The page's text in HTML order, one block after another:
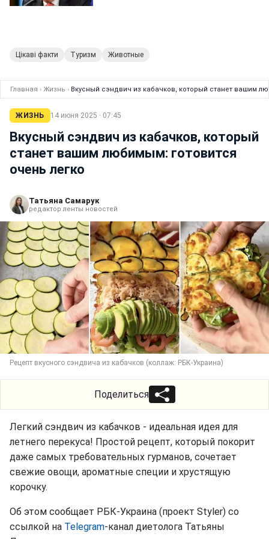
Цікаві факти Туризм Животные
Главная › Жизнь › Вкусный сэндвич из кабачков, который станет вашим
ЖИЗНЬ 14 июня 2025 · 07:45
Вкусный сэндвич из кабачков, который
станет вашим любимым: готовится
очень легко
Татьяна Самарук
редактор ленты новостей
Рецепт вкусного сэндвича из кабачков (коллаж: РБК-Украина)
Поделиться
Легкий сэндвич из кабачков - идеальная идея для
летнего перекуса! Простой рецепт, который покорит
даже самых требовательных гурманов, сочетает
свежие овощи, ароматные специи и хрустящую
корочку.
Об этом сообщает РБК-Украина (проект Styler) со
ссылкой на Telegram-канал диетолога Татьяны